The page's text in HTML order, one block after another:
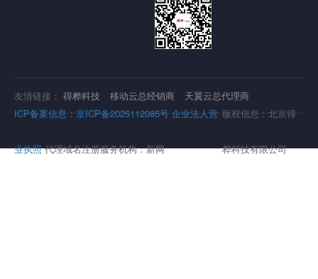
友情链接： 得桦科技 移动云总经销商
天翼云总代理商
ICP备案信息：京ICP备2025112085号 企业法人营
业执照 代理域名注册服务机构：新网
版权信息：北京得
桦科技有限公司